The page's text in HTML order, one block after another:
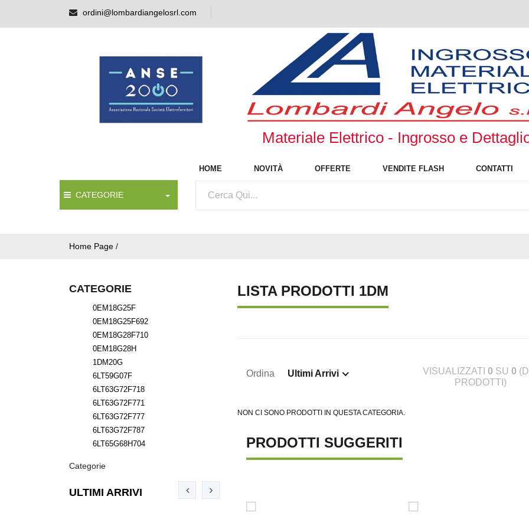
ordini@lombardiangelosrl.com
Materiale Elettrico - Ingrosso e
HOME NOVITÀ OFFERTE VENDITE FLASH CONTATTI
CATEGORIE
Home Page /
CATEGORIE
0EM18G25F
0EM18G25F692
0EM18G28F710
0EM18G28H
1DM20G
6LT59G07F
6LT63G72F718
6LT63G72F771
6LT63G72F777
6LT63G72F787
6LT65G68H704
Categorie
ULTIMI ARRIVI
LISTA PRODOTTI 1DM
Ordina Ultimi Arrivi VISUALIZZATI 0 SU 0
PRODOTTI)
NON CI SONO PRODOTTI IN QUESTA CATEGORIA.
PRODOTTI SUGGERITI